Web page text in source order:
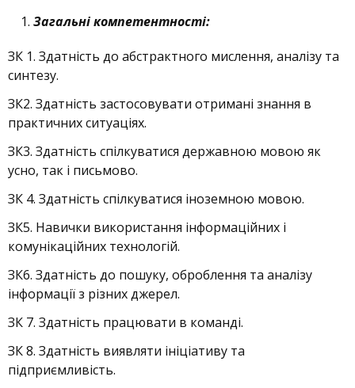
Загальні компетентності:
ЗК 1. Здатність до абстрактного мислення, аналізу та
синтезу.
ЗК2. Здатність застосовувати отримані знання в
практичних ситуаціях.
ЗК3. Здатність спілкуватися державною мовою як
усно, так і письмово.
ЗК 4. Здатність спілкуватися іноземною мовою.
ЗК5. Навички використання інформаційних і
комунікаційних технологій.
ЗК6. Здатність до пошуку, оброблення та аналізу
інформації з різних джерел.
ЗК 7. Здатність працювати в команді.
ЗК 8. Здатність виявляти ініціативу та
підприємливість.